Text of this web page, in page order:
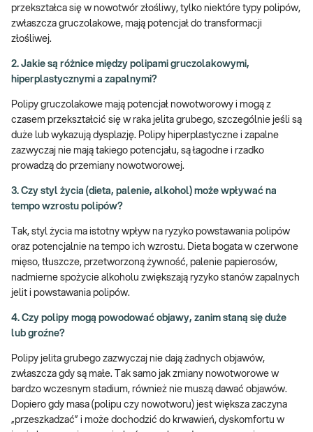
przekształca się w nowotwór złośliwy, tylko niektóre typy polipów,
zwłaszcza gruczolakowe, mają potencjał do transformacji
złośliwej.
2. Jakie są różnice między polipami gruczolakowymi,
hiperplastycznymi a zapalnymi?
Polipy gruczolakowe mają potencjał nowotworowy i mogą z
czasem przekształcić się w raka jelita grubego, szczególnie jeśli są
duże lub wykazują dysplazję. Polipy hiperplastyczne i zapalne
zazwyczaj nie mają takiego potencjału, są łagodne i rzadko
prowadzą do przemiany nowotworowej.
3. Czy styl życia (dieta, palenie, alkohol) może wpływać na
tempo wzrostu polipów?
Tak, styl życia ma istotny wpływ na ryzyko powstawania polipów
oraz potencjalnie na tempo ich wzrostu. Dieta bogata w czerwone
mięso, tłuszcze, przetworzoną żywność, palenie papierosów,
nadmierne spożycie alkoholu zwiększają ryzyko stanów zapalnych
jelit i powstawania polipów.
4. Czy polipy mogą powodować objawy, zanim staną się duże
lub groźne?
Polipy jelita grubego zazwyczaj nie dają żadnych objawów,
zwłaszcza gdy są małe. Tak samo jak zmiany nowotworowe w
bardzo wczesnym stadium, również nie muszą dawać objawów.
Dopiero gdy masa (polipu czy nowotworu) jest większa zaczyna
„przeszkadzać” i może dochodzić do krwawień, dyskomfortu w